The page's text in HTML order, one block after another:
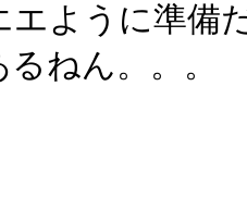
エように準備
ねん。。。